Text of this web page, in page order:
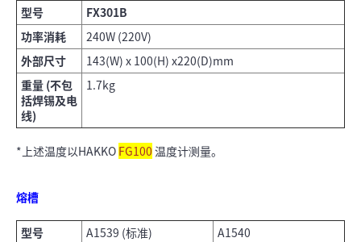
型号
FX301B
功率消耗
240W (220V)
外部尺寸
143(W) x 100(H) x220(D)mm
重量 (不包
括焊锡及电
线)
1.7kg
*上述温度以HAKKO FG100 温度计测量。
熔槽
型号 A1539 (标准)
A1540